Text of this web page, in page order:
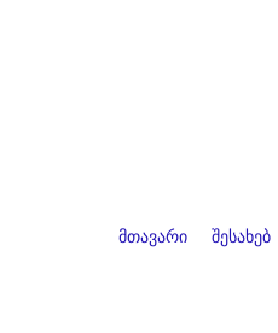
მთავარი შესახებ